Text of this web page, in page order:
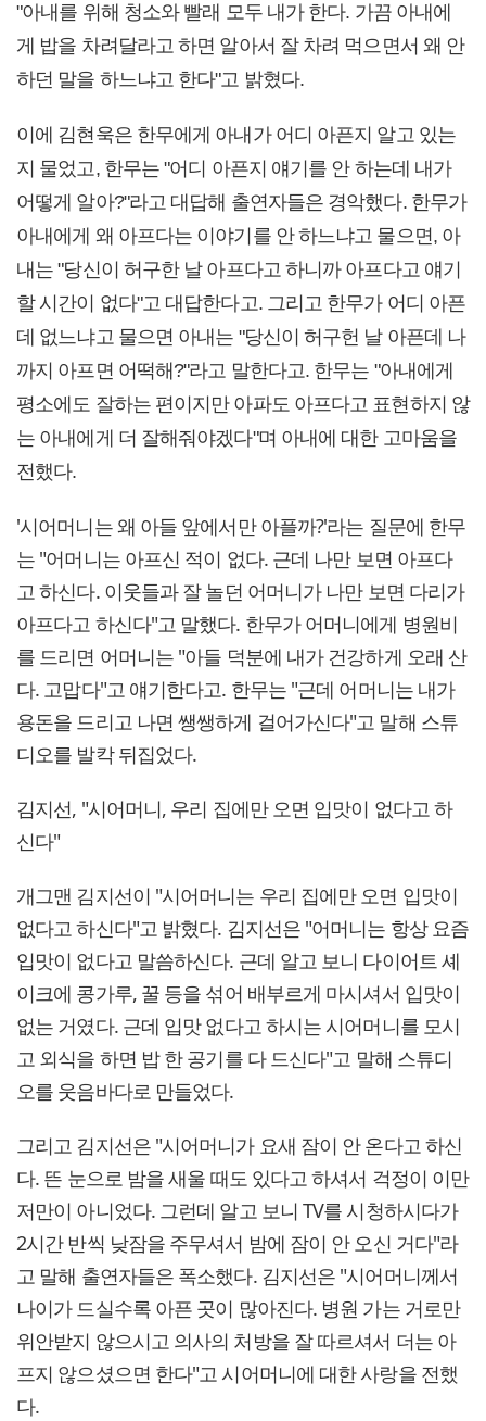
"아내를 위해 청소와 빨래 모두 내가 한다. 가끔 아내에
게 밥을 차려달라고 하면 알아서 잘 차려 먹으면서 왜 안
하던 말을 하느냐고 한다"고 밝혔다.
이에 김현욱은 한무에게 아내가 어디 아픈지 알고 있는
지 물었고, 한무는 "어디 아픈지 얘기를 안 하는데 내가
어떻게 알아?"라고 대답해 출연자들은 경악했다. 한무가
아내에게 왜 아프다는 이야기를 안 하느냐고 물으면, 아
내는 "당신이 허구한 날 아프다고 하니까 아프다고 얘기
할 시간이 없다"고 대답한다고. 그리고 한무가 어디 아픈
데 없느냐고 물으면 아내는 "당신이 허구헌 날 아픈데 나
까지 아프면 어떡해?"라고 말한다고. 한무는 "아내에게
평소에도 잘하는 편이지만 아파도 아프다고 표현하지 않
는 아내에게 더 잘해줘야겠다"며 아내에 대한 고마움을
전했다.
'시어머니는 왜 아들 앞에서만 아플까?'라는 질문에 한무
는 "어머니는 아프신 적이 없다. 근데 나만 보면 아프다
고 하신다. 이웃들과 잘 놀던 어머니가 나만 보면 다리가
아프다고 하신다"고 말했다. 한무가 어머니에게 병원비
를 드리면 어머니는 "아들 덕분에 내가 건강하게 오래 산
다. 고맙다"고 얘기한다고. 한무는 "근데 어머니는 내가
용돈을 드리고 나면 쌩쌩하게 걸어가신다"고 말해 스튜
디오를 발칵 뒤집었다.
김지선, "시어머니, 우리 집에만 오면 입맛이 없다고 하
신다"
개그맨 김지선이 "시어머니는 우리 집에만 오면 입맛이
없다고 하신다"고 밝혔다. 김지선은 "어머니는 항상 요즘
입맛이 없다고 말씀하신다. 근데 알고 보니 다이어트 셰
이크에 콩가루, 꿀 등을 섞어 배부르게 마시셔서 입맛이
없는 거였다. 근데 입맛 없다고 하시는 시어머니를 모시
고 외식을 하면 밥 한 공기를 다 드신다"고 말해 스튜디
오를 웃음바다로 만들었다.
그리고 김지선은 "시어머니가 요새 잠이 안 온다고 하신
다. 뜬 눈으로 밤을 새울 때도 있다고 하셔서 걱정이 이만
저만이 아니었다. 그런데 알고 보니 TV를 시청하시다가
2시간 반씩 낮잠을 주무셔서 밤에 잠이 안 오신 거다"라
고 말해 출연자들은 폭소했다. 김지선은 "시어머니께서
나이가 드실수록 아픈 곳이 많아진다. 병원 가는 거로만
위안받지 않으시고 의사의 처방을 잘 따르셔서 더는 아
프지 않으셨으면 한다"고 시어머니에 대한 사랑을 전했
다.